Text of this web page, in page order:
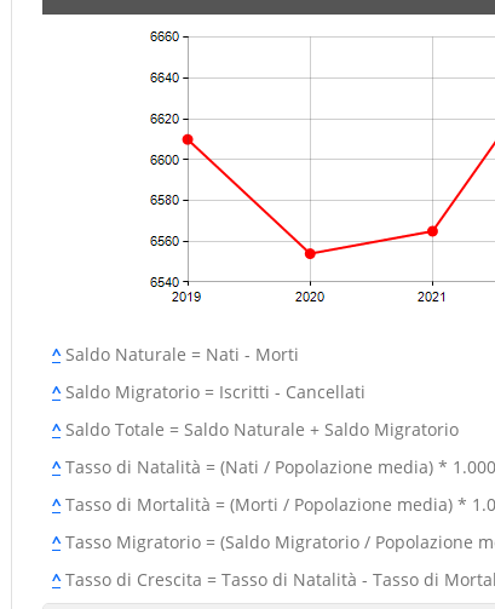
^Saldo Naturale = Nati - Morti
^Saldo Migratorio = Iscritti - Cancellati
^Saldo Totale = Saldo Naturale + Saldo Migratorio
^Tasso di Natalità = (Nati / Popolazione media) * 1.000
^Tasso di Mortalità = (Morti / Popolazione media) *
^Tasso Migratorio = (Saldo Migratorio / Popolazione
^Tasso di Crescita = Tasso di Natalità - Tasso di